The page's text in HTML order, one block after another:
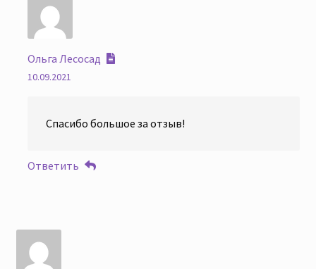
Ольга Лесосад
10.09.2021
Спасибо большое за отзыв!
Ответить